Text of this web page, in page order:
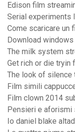
Edison film
Serial experiments
Come scaricare un
Download
The milk system
Get rich or die tryin
The look of silence
Film simili
Film clown 2014
Pensieri e aforismi
Io daniel blake